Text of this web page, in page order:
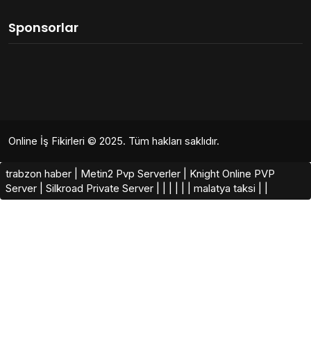
Sponsorlar
Online İş Fikirleri © 2025. Tüm hakları saklıdır.
trabzon haber Metin2 Pvp Serverler
Knight Online PVP
Server
Silkroad Private Server​ malatya taksi